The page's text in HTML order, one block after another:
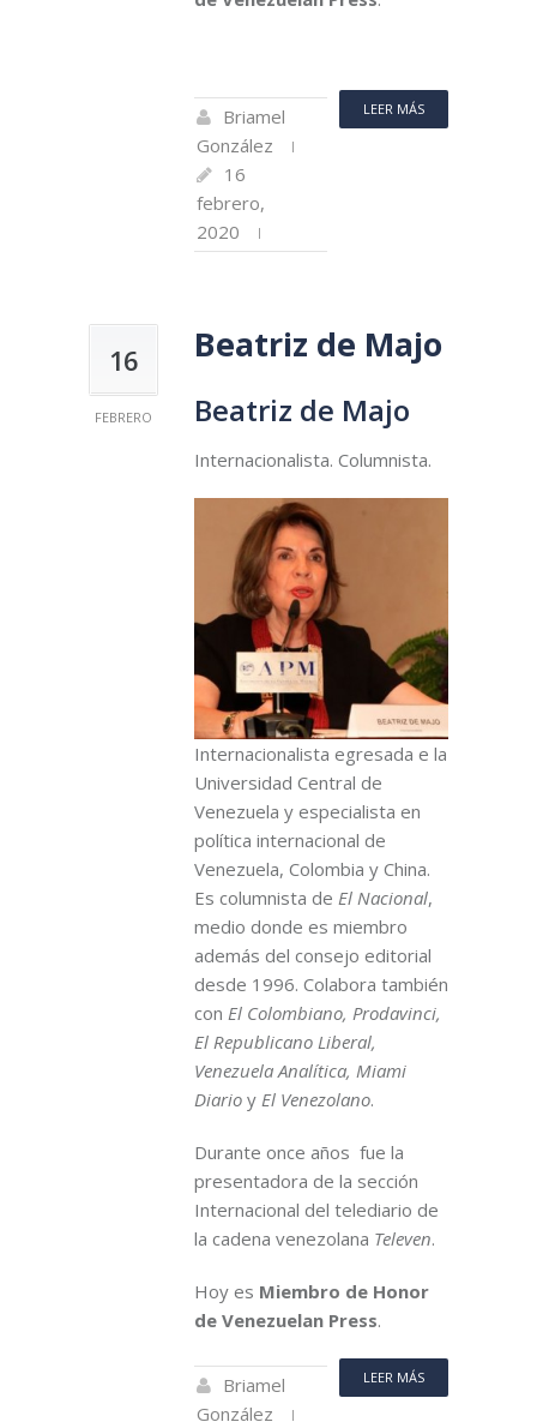
LEER MÁS
Briamel
González
16
febrero,
2020
16
FEBRERO
Beatriz de Majo
Beatriz de Majo
Internacionalista. Columnista.
Internacionalista egresada e la
Universidad Central de
Venezuela y especialista en
política internacional de
Venezuela, Colombia y China.
Es columnista de El Nacional,
medio donde es miembro
además del consejo editorial
desde 1996. Colabora también
con El Colombiano, Prodavinci,
El Republicano Liberal,
Venezuela Analítica, Miami
Diario y El Venezolano.
Durante once años fue la
presentadora de la sección
Internacional del telediario de
la cadena venezolana Televen.
Hoy es Miembro de Honor
de Venezuelan Press.
LEER MÁS
Briamel
González